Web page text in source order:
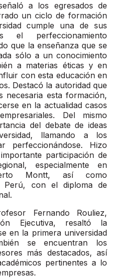
a los egresados de
un ciclo de formación
cumple una de sus
el perfeccionamiento
que la enseñanza que se
sólo a un conocimiento
a materias éticas y en
con esta educación en
Destacó la autoridad que
necesaria esta formación,
en la actualidad casos
Del mismo
del debate de ideas
llamando a los
perfeccionándose. Hizo
participación de
especialmente en
Montt, así como
Perú, con el diploma de
Fernando Rouliez,
Ejecutiva, resaltó la
en la primera universidad
se encuentran los
más destacados, así
pertinentes a lo